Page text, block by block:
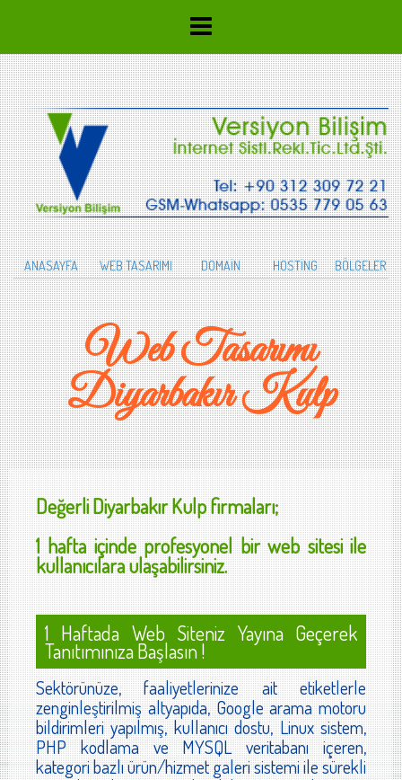
ANASAYFA WEB TASARIMI DOMAİN HOSTİNG BÖLGELER
Web Tasarımı
Diyarbakır Kulp
DeğerliDiyarbakır Kulpfirmaları;
1 hafta içinde profesyonel bir web sitesi ile
kullanıcılara ulaşabilirsiniz.
1 Haftada Web Siteniz Yayına Geçerek
Tanıtımınıza Başlasın !
Sektörünüze, faaliyetlerinize ait etiketlerle
zenginleştirilmiş altyapıda, Google arama motoru
bildirimleri yapılmış, kullanıcı dostu, Linux sistem,
PHP kodlama ve MYSQL veritabanı içeren,
kategori bazlı ürün/hizmet galeri sistemi ile sürekli